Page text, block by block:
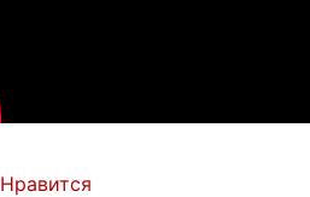
Нравится